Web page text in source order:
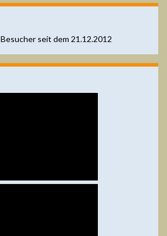
Besucher seit dem 21.12.2012